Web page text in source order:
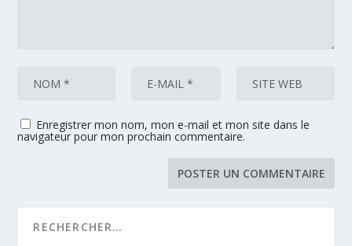
Enregistrer mon nom, mon e-mail et mon site dans le
navigateur pour mon prochain commentaire.